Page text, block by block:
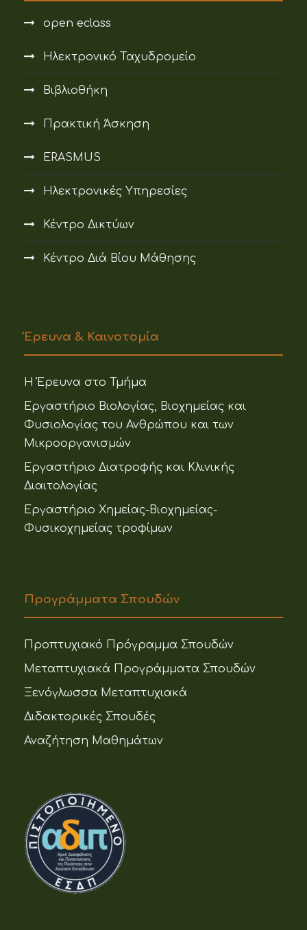
open eclass
Ηλεκτρονικό Ταχυδρομείο
Βιβλιοθήκη
Πρακτική Άσκηση
ERASMUS
Ηλεκτρονικές Υπηρεσίες
Κέντρο Δικτύων
Κέντρο Διά Βίου Μάθησης
Έρευνα & Καινοτομία
Η Έρευνα στο Τμήμα
Εργαστήριο Βιολογίας, Βιοχημείας και
Φυσιολογίας του Ανθρώπου και των
Μικροοργανισμών
Εργαστήριο Διατροφής και Κλινικής
Διαιτολογίας
Εργαστήριο Χημείας-Βιοχημείας-
Φυσικοχημείας τροφίμων
Προγράμματα Σπουδών
Προπτυχιακό Πρόγραμμα Σπουδών
Μεταπτυχιακά Προγράμματα Σπουδών
Ξενόγλωσσα Μεταπτυχιακά
Διδακτορικές Σπουδές
Αναζήτηση Μαθημάτων